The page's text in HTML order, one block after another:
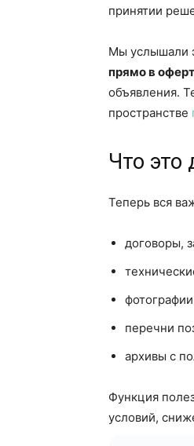
принятии
Мы услышали
прямо в
объявления.
пространстве
Что это
Теперь вся
договоры,
перечни
архивы с
Функция
условий,